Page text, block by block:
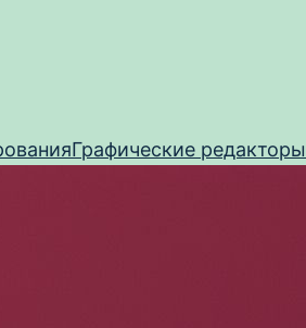
Графические редакторы